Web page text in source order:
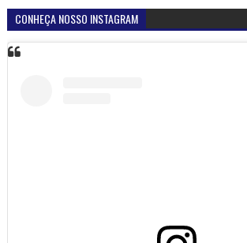
CONHEÇA NOSSO INSTAGRAM